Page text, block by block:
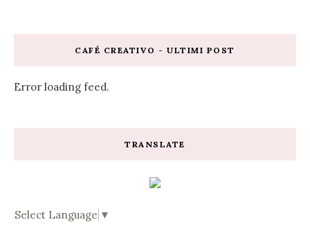
CAFÉ CREATIVO - ULTIMI POST
Error loading feed.
TRANSLATE
Select Language ▼